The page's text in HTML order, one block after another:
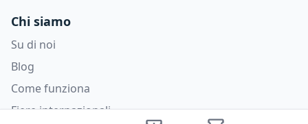
Chi siamo
Su di noi
Blog
Come funziona
Fiere internazionali